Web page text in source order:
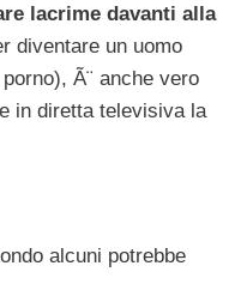
lacrime davanti alla
diventare un uomo
Ã¨ anche vero
in diretta televisiva la
alcuni potrebbe